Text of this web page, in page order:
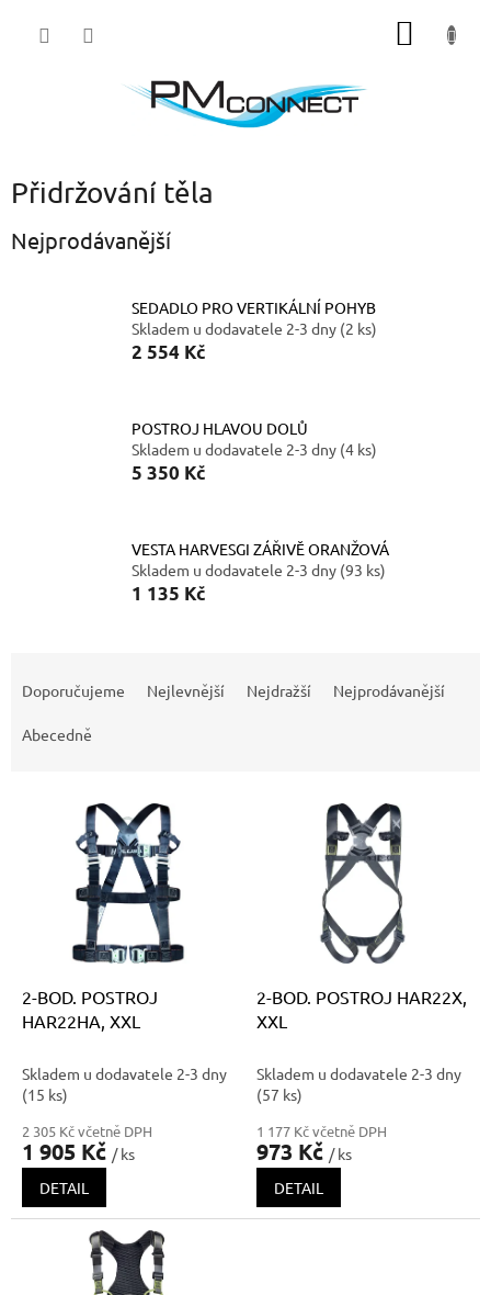
Přidržování těla
Nejprodávanější
SEDADLO PRO VERTIKÁLNÍ POHYB
Skladem u dodavatele 2-3 dny (2 ks)
2 554 Kč
POSTROJ HLAVOU DOLŮ
Skladem u dodavatele 2-3 dny (4 ks)
5 350 Kč
VESTA HARVESGI ZÁŘIVĔ ORANŽOVÁ
Skladem u dodavatele 2-3 dny (93 ks)
1 135 Kč
Doporučujeme Nejlevnější Nejdražší Nejprodávanější
Abecedně
2-BOD. POSTROJ
HAR22HA, XXL
Skladem u dodavatele 2-3 dny
(15 ks)
2 305 Kč včetně DPH
1 905 Kč / ks
DETAIL
2-BOD. POSTROJ HAR22X,
XXL
Skladem u dodavatele 2-3 dny
(57 ks)
1 177 Kč včetně DPH
973 Kč / ks
DETAIL